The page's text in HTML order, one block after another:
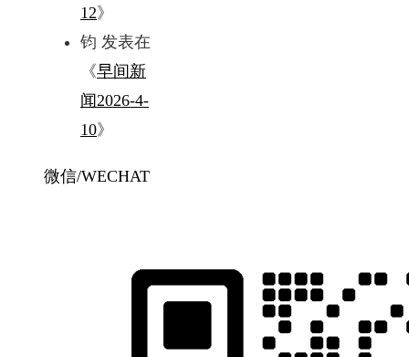
12》
钧 发表在
《早间新
闻2026-4-
10》
微信/WECHAT